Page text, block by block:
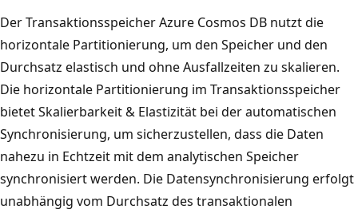
Der Transaktionsspeicher Azure Cosmos DB nutzt die
horizontale Partitionierung, um den Speicher und den
Durchsatz elastisch und ohne Ausfallzeiten zu skalieren.
Die horizontale Partitionierung im Transaktionsspeicher
bietet Skalierbarkeit & Elastizität bei der automatischen
Synchronisierung, um sicherzustellen, dass die Daten
nahezu in Echtzeit mit dem analytischen Speicher
synchronisiert werden. Die Datensynchronisierung erfolgt
unabhängig vom Durchsatz des transaktionalen